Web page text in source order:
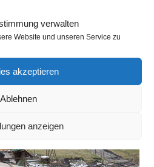
verwalten
Website und unseren Service zu
akzeptieren
Ablehnen
anzeigen